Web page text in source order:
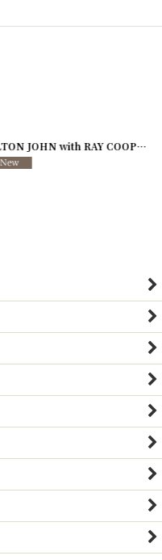
[250117-127] ELTON JOHN with RAY COOPER 1995年 Evening Tour